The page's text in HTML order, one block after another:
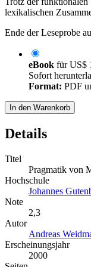
lexikalischen
Ende der Leseprobe
eBook fürUS$
Sofort
Format: PDF
In den Warenkorb
Details
Titel
Pragmatik von
Hochschule
Johannes
Note
2,3
Autor
Andreas
Erscheinungsjahr
2000